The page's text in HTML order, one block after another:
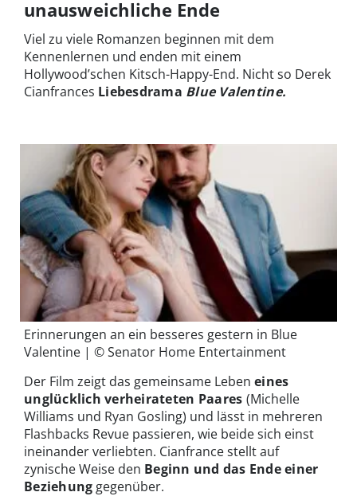
unausweichliche Ende
Viel zu viele Romanzen beginnen mit dem
Kennenlernen und enden mit einem
Hollywood’schen Kitsch-Happy-End. Nicht so Derek
Cianfrances Liebesdrama Blue Valentine.
Erinnerungen an ein besseres gestern in Blue
Valentine | © Senator Home Entertainment
Der Film zeigt das gemeinsame Leben eines
unglücklich verheirateten Paares (Michelle
Williams und Ryan Gosling) und lässt in mehreren
Flashbacks Revue passieren, wie beide sich einst
ineinander verliebten. Cianfrance stellt auf
zynische Weise den Beginn und das Ende einer
Beziehung gegenüber.